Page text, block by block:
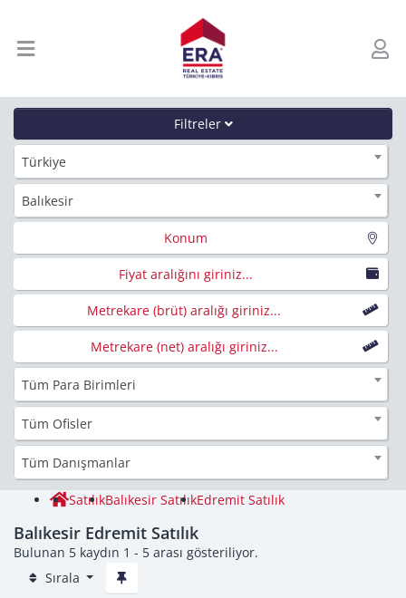
Filtreler
Türkiye
Balıkesir
Konum
Fiyat aralığını giriniz...
Metrekare (brüt) aralığı giriniz...
Metrekare (net) aralığı giriniz...
Tüm Para Birimleri
Tüm Ofisler
Tüm Danışmanlar
SatılıkBalıkesir SatılıkEdremit Satılık
Balıkesir Edremit Satılık
Bulunan 5 kaydın 1 - 5 arası gösteriliyor.
Sırala